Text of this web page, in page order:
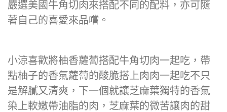
嚴選美國牛角切肉來搭配不同的配料，亦可隨
小涼喜歡將柚香蘿蔔搭配牛角切肉一起吃，帶
點柚子的香氣蘿蔔的酸脆搭上肉肉一起吃不只
是解膩又清爽，下一個就讓芝麻葉獨特的香氣